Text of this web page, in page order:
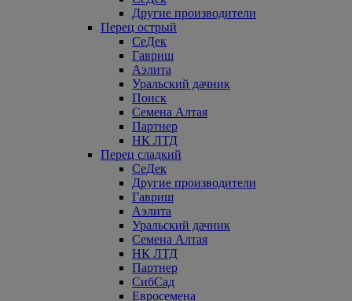
Другие производители
Перец острый
СеДек
Гавриш
Аэлита
Уральский дачник
Поиск
Семена Алтая
Партнер
НК ЛТД
Перец сладкий
СеДек
Другие производители
Гавриш
Аэлита
Уральский дачник
Семена Алтая
НК ЛТД
Партнер
СибСад
Евросемена